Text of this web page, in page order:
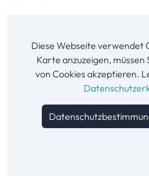
Diese Webseite verwendet
Karte anzuzeigen, müssen
von Cookies akzeptieren.